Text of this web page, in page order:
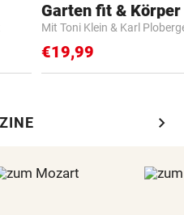
Garten fit &
Mit Toni Klein & Karl
€19,99
chevron_right